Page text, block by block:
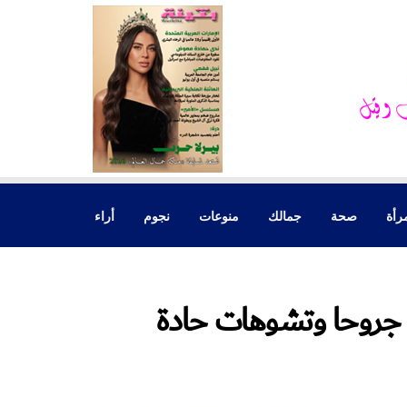
صحة جمالك منوعات نجوم أراء
جروحا وتشوهات حادة